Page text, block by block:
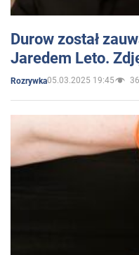
Durow został
Jaredem Leto.
Rozrywka05.03.2025 19:45 36